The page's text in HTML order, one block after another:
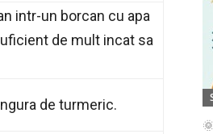
intr-un borcan cu apa
de mult incat sa
de turmeric.